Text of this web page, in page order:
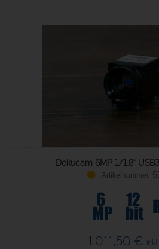
Dokucam 6MP 1/1,8"
1.011,50 €